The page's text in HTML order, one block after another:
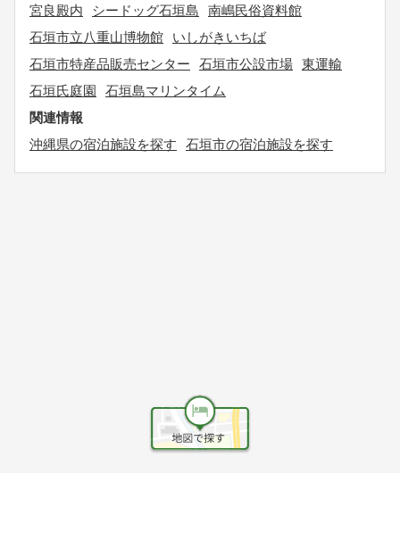
宮良殿内
シードッグ石垣島
南嶋民俗資料館
石垣市立八重山博物館
いしがきいちば
石垣市特産品販売センター
石垣市公設市場 東運輸
石垣氏庭園
石垣島マリンタイム
関連情報
沖縄県の宿泊施設を探す
石垣市の宿泊施設を探す